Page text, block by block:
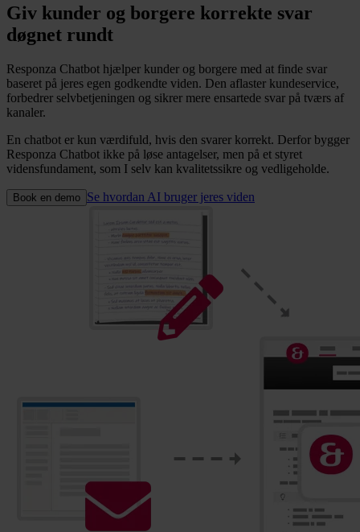
Giv kunder og borgere korrekte svar
døgnet rundt
Responza Chatbot hjælper kunder og borgere med at finde svar
baseret på jeres egen godkendte viden. Den aflaster kundeservice,
forbedrer selvbetjeningen og sikrer mere ensartede svar på tværs af
kanaler.
En chatbot er kun værdifuld, hvis den svarer korrekt. Derfor bygger
Responza Chatbot ikke på løse antagelser, men på et styret
vidensfundament, som I selv kan kvalitetssikre og vedligeholde.
Book en demo Se hvordan AI bruger jeres viden